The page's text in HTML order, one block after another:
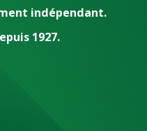
indépendant.
1927.